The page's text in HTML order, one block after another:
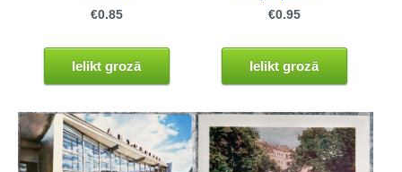
€0.85
Ielikt grozā
€0.95
Ielikt grozā